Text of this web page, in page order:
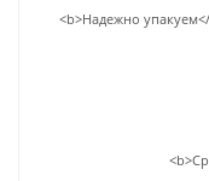
<b>Надежно